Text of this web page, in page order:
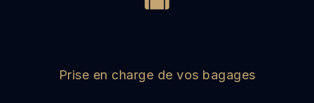
Prise en charge de vos bagages